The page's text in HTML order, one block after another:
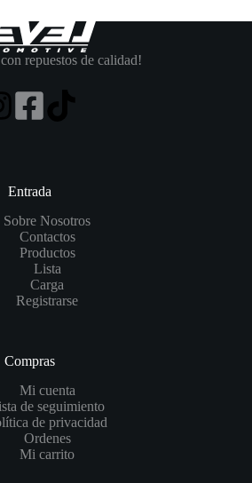
repuestos de calidad!
Entrada
Sobre Nosotros
Contactos
Productos
Lista
Carga
Registrarse
Compras
Mi cuenta
de seguimiento
de privacidad
Ordenes
Mi carrito